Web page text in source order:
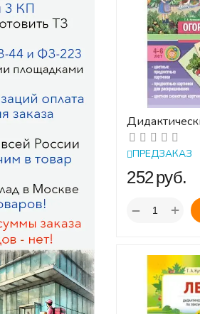
по
ОГОРОД.
ФОП. ФГОС
ПРЕДЗАКАЗ
‍252‍руб.
+
−